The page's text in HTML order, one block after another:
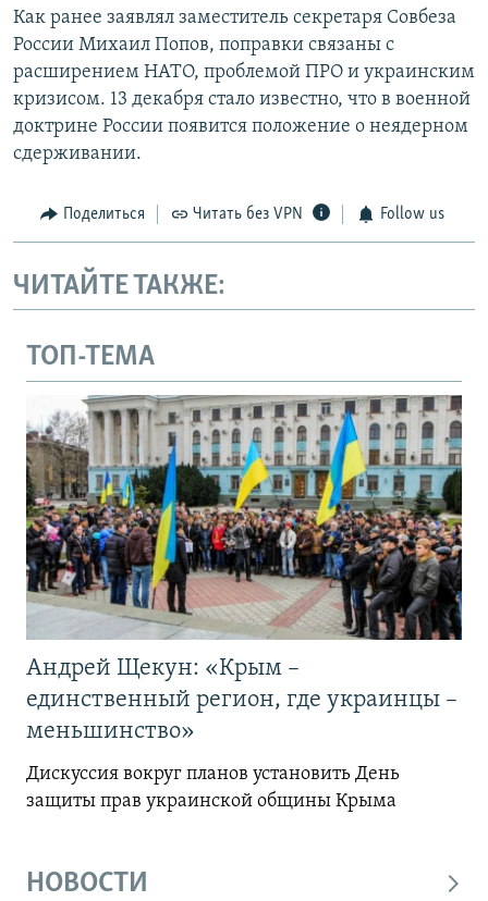
Как ранее заявлял заместитель секретаря Совбеза
России Михаил Попов, поправки связаны с
расширением НАТО, проблемой ПРО и украинским
кризисом. 13 декабря стало известно, что в военной
доктрине России появится положение о неядерном
сдерживании.​
Поделиться Читать без VPN Follow us
ЧИТАЙТЕ ТАКЖЕ:
ТОП-ТЕМА
Андрей Щекун: «Крым –
единственный регион, где украинцы –
меньшинство»
Дискуссия вокруг планов установить День
защиты прав украинской общины Крыма
НОВОСТИ